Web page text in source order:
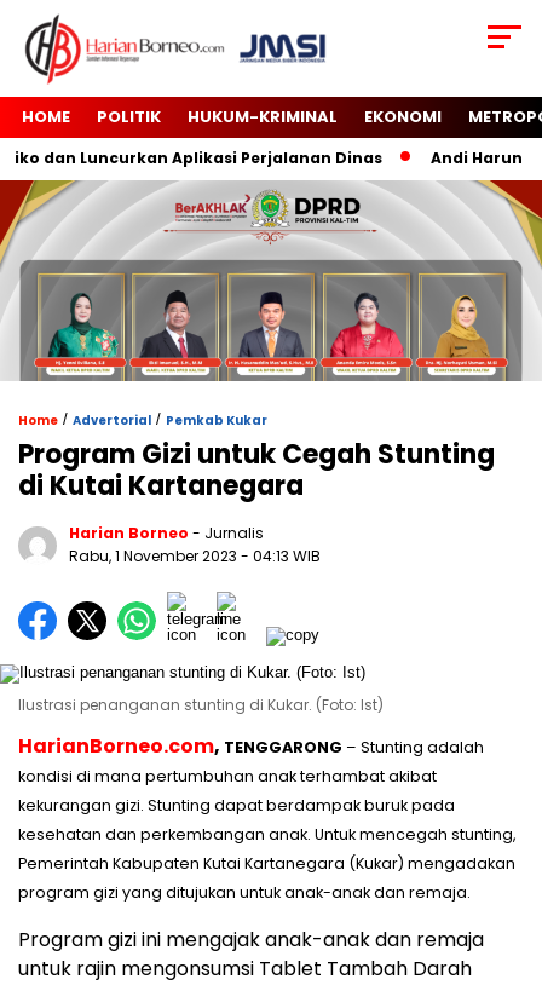
HOME POLITIK HUKUM-KRIMINAL EKONOMI
dan Luncurkan Aplikasi Perjalanan Dinas Andi Harun
Home / Advertorial / Pemkab Kukar
Program Gizi untuk Cegah Stunting
di Kutai Kartanegara
Harian Borneo - Jurnalis
Rabu, 1 November 2023 - 04:13 WIB
Ilustrasi penanganan stunting di Kukar. (Foto: Ist)
HarianBorneo.com, TENGGARONG – Stunting adalah
kondisi di mana pertumbuhan anak terhambat akibat
kekurangan gizi. Stunting dapat berdampak buruk pada
kesehatan dan perkembangan anak. Untuk mencegah stunting,
Pemerintah Kabupaten Kutai Kartanegara (Kukar) mengadakan
program gizi yang ditujukan untuk anak-anak dan remaja.
Program gizi ini mengajak anak-anak dan remaja
untuk rajin mengonsumsi Tablet Tambah Darah